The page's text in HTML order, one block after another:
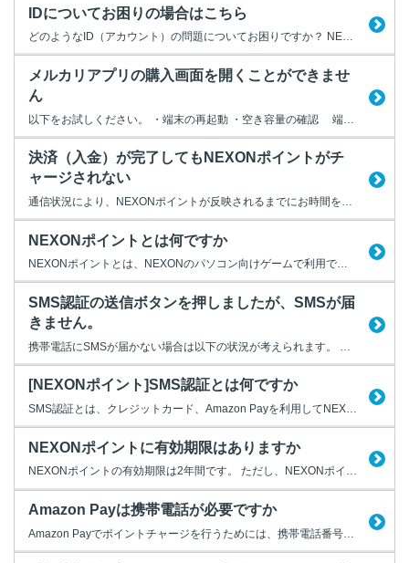
IDについてお困りの場合はこちら
どのようなID（アカウント）の問題についてお困りですか？ NEXON IDやゲームIDなど、お使いになるIDの種別ごとにお困りの問題を解消するためのFAQをご案内します。 どのIDについて問題が発生しているか、以下より選択してください。
メルカリアプリの購入画面を開くことができませ
ん
決済（入金）が完了してもNEXONポイントがチ
ャージされない
通信状況により、NEXONポイントが反映されるまでにお時間をいただく場合があります。 お支払いから30分以上が経過してもNEXONポイントがチャージされない場合は、 サポート窓口よりログインのうえ、お問い合わせください。 また、以下の動作をされていないかご確認ください。 1.お支払い完了前にブラウザを閉じる 決済が正しく完了せず、NEXONポイントがチャージされない場合...
NEXONポイントとは何ですか
NEXONポイントとは、NEXONのパソコン向けゲームで利用できる電子マネーです。 NEXONモバイルゲームでは、NEXONポイントは利用できません。 ・NEXONポイントを利用する前にはチャージが必要です。 NEXONポイントを利用するには、事前にポイントを購入して残高に追加する必要があります。 この手続きを「ポイントチャージ」といいます。 【NEXONポイントページ】 ...
SMS認証の送信ボタンを押しましたが、SMSが届
きません。
[NEXONポイント]SMS認証とは何ですか
SMS認証とは、クレジットカード、Amazon Payを利用してNEXONポイントチャージを行う前に、 携帯電話のSMS（ショートメッセージサービス）によるセキュリティ認証を行うシステムです。 サポート情報に登録されている携帯電話番号にSMSによる認証コード送信を行い、 サイト上の入力フォームに入力することで、決済手続きを進めることが可能となります。 認証の有効期間は...
NEXONポイントに有効期限はありますか
NEXONポイントの有効期限は2年間です。 ただし、NEXONポイントの入手から2年以上経過をする前に一度でもポイントの使用、入手をしていれば、有効期限はリセットされます。 リセットされた場合は、その日から再び2年間の有効期限となります。 ポイントを残したまま退会をされた場合は、2年経過でポイントが消失します。 ※他社のIDにて弊社のゲームをご利用の場合は対象外となります
Amazon Payは携帯電話が必要ですか